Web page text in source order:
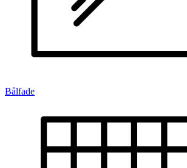
Bålfade